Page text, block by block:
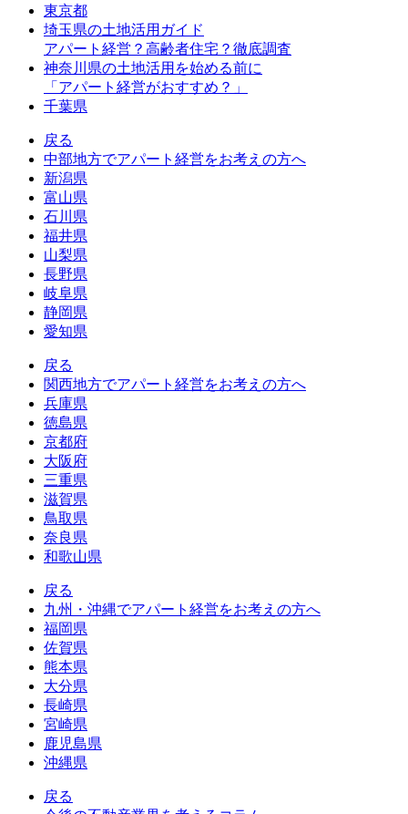
東京都
埼玉県の土地活用ガイド
アパート経営？高齢者住宅？徹底調査
神奈川県の土地活用を始める前に
「アパート経営がおすすめ？」
千葉県
戻る
中部地方でアパート経営をお考えの方へ
新潟県
富山県
石川県
福井県
山梨県
長野県
岐阜県
静岡県
愛知県
戻る
関西地方でアパート経営をお考えの方へ
兵庫県
徳島県
京都府
大阪府
三重県
滋賀県
鳥取県
奈良県
和歌山県
戻る
九州・沖縄でアパート経営をお考えの方へ
福岡県
佐賀県
熊本県
大分県
長崎県
宮崎県
鹿児島県
沖縄県
戻る